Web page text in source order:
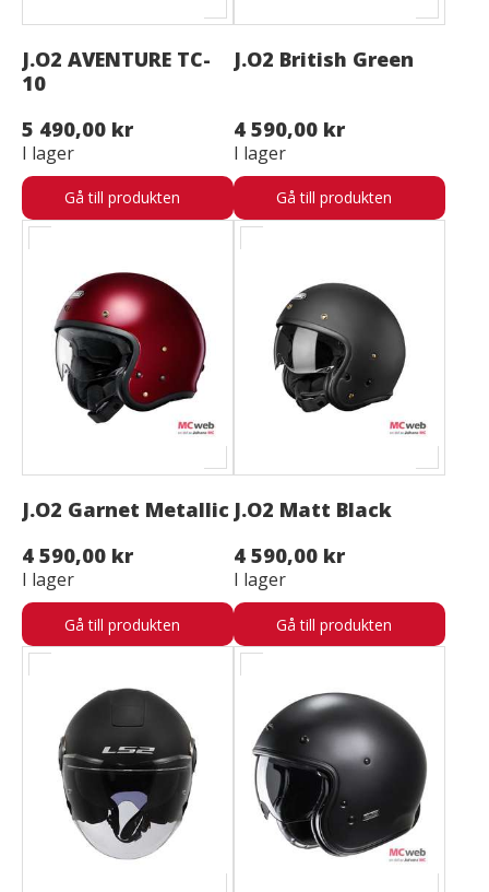
J.O2 AVENTURE TC-
10
5 490,00 kr
I lager
Gå till produkten
J.O2 British Green
4 590,00 kr
I lager
Gå till produkten
J.O2 Garnet Metallic
4 590,00 kr
I lager
Gå till produkten
J.O2 Matt Black
4 590,00 kr
I lager
Gå till produkten